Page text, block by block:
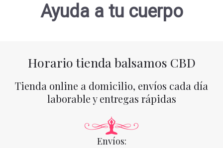
Ayuda a tu cuerpo
Horario tienda balsamos CBD
Tienda online a domicilio, envíos cada día
laborable y entregas rápidas
Envíos: